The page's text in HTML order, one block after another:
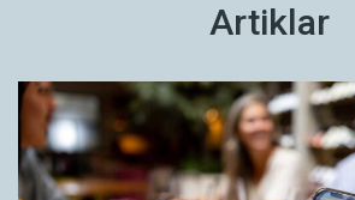
Artiklar